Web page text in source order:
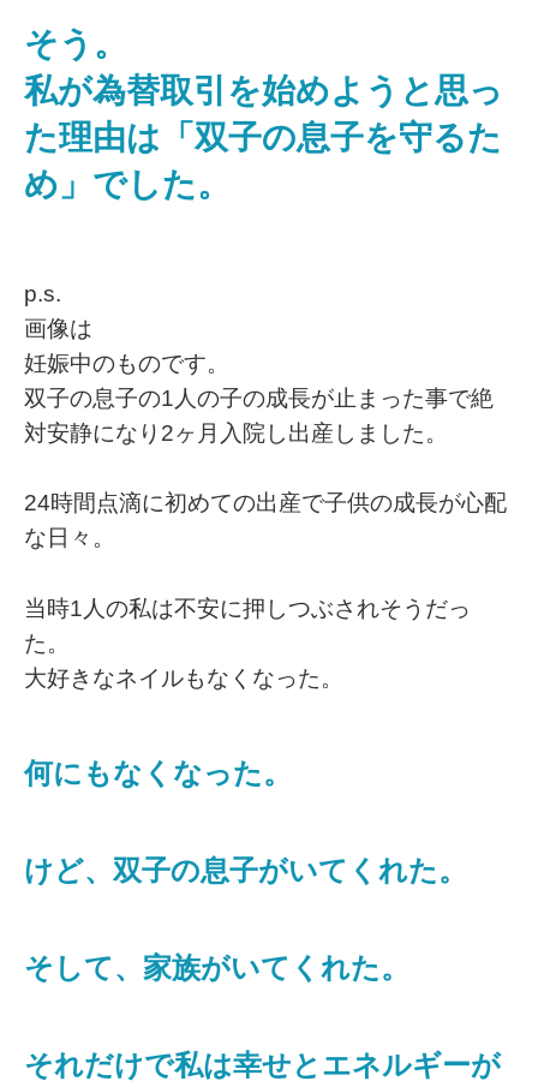
そう。
私が為替取引を始めようと思っ
た理由は「双子の息子を守るた
め」でした。
p.s.
画像は
妊娠中のものです。
双子の息子の1人の子の成長が止まった事で絶
対安静になり2ヶ月入院し出産しました。
24時間点滴に初めての出産で子供の成長が心配
な日々。
当時1人の私は不安に押しつぶされそうだっ
た。
大好きなネイルもなくなった。
何にもなくなった。
けど、双子の息子がいてくれた。
そして、家族がいてくれた。
それだけで私は幸せとエネルギーが